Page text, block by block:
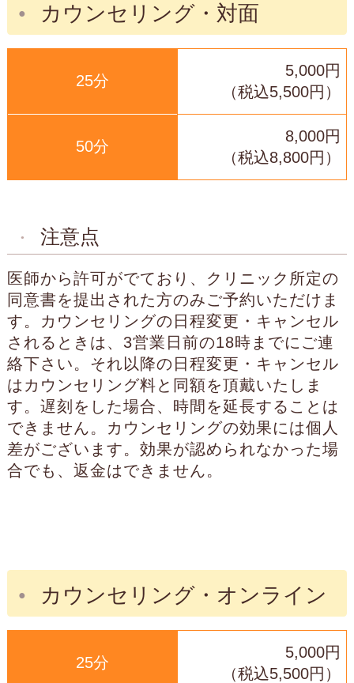
カウンセリング・対面
25分
5,000円
（税込5,500円）
50分
8,000円
（税込8,800円）
注意点
医師から許可がでており、クリニック所定の
同意書を提出された方のみご予約いただけま
す。カウンセリングの日程変更・キャンセル
されるときは、3営業日前の18時までにご連
絡下さい。それ以降の日程変更・キャンセル
はカウンセリング料と同額を頂戴いたしま
す。遅刻をした場合、時間を延長することは
できません。カウンセリングの効果には個人
差がございます。効果が認められなかった場
合でも、返金はできません。
カウンセリング・オンライン
25分
5,000円
（税込5,500円）